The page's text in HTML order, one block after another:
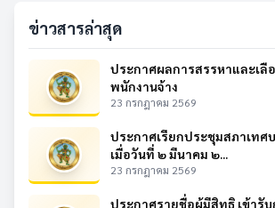
ข่าวสารล่าสุด
ประกาศผลการสรรหาและเลื
พนักงานจ้าง
23 กรกฎาคม 2569
ประกาศเรียกประชุมสภาเทศ
เมื่อวันที่ ๒ มีนาคม ๒...
23 กรกฎาคม 2569
ประกาศรายชื่อผู้มีสิทธิ เข้ารับ